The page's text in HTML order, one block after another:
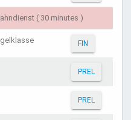
( 30 minutes )
FIN
PREL
PREL